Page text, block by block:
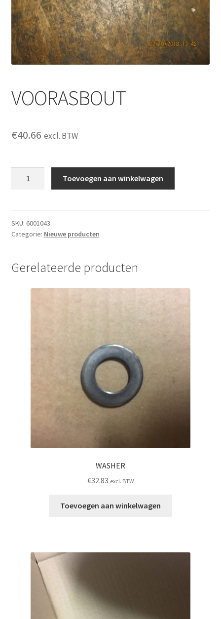
VOORASBOUT
€40.66 excl. BTW
Toevoegen aan winkelwagen
SKU: 6001043
Categorie: Nieuwe producten
Gerelateerde producten
WASHER
€32.83 excl. BTW
Toevoegen aan winkelwagen